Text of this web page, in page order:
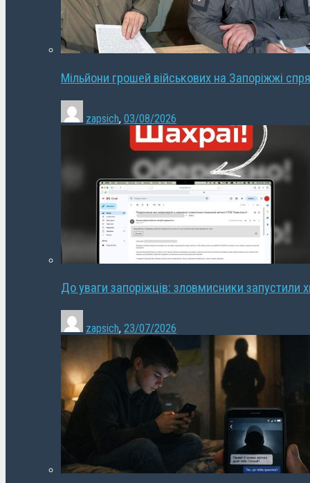
Мільйони грошей військових на Запоріжжі
zapsich, 03/08/2026
До уваги запоріжців: зловмисники запустили
zapsich, 23/07/2026